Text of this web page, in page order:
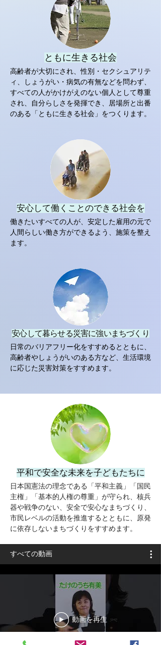
ともに生きる社会
高齢者が大切にされ、性別・セクシュアリテ
ィ、しょうがい・病気の有無などを問わず、
すべての人がかけがえのない個人として尊重
され、自分らしさを発揮でき、居場所と出番
のある「ともに生きる社会」をつくります。
安心して働くことのできる社会を
働きたいすべての人が、安定した雇用の元で
人間らしい働き方ができるよう、施策を整え
ます。
安心して暮らせる災害に強いまちづくり
日常のバリアフリー化をすすめるとともに、
高齢者やしょうがいのある方など、生活環境
に応じた災害対策をすすめます。
平和で安全な未来を子どもたちに
日本国憲法の理念である「平和主義」「国民
主権」「基本的人権の尊重」が守られ、核兵
器や戦争のない、安全で安心なまちづくり、
市民レベルの活動を推進するとともに、原発
に依存しないまちづくりをすすめます。
すべての動画
動画を再生